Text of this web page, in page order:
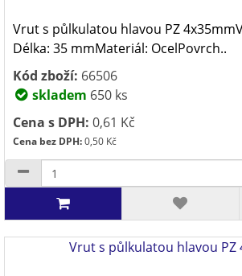
Vrut s půlkulatou hlavou PZ
Délka: 35 mmMateriál: OcelPovrch..
Kód zboží: 66506
skladem 650 ks
Cena s DPH: 0,61 Kč
Cena bez DPH:0,50 Kč
Vrut s půlkulatou hlavou PZ